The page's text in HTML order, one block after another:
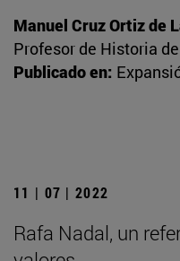
Manuel Cruz Ortiz de
Profesor de Historia
Publicado en:
11 | 07 | 2022
Rafa Nadal, un